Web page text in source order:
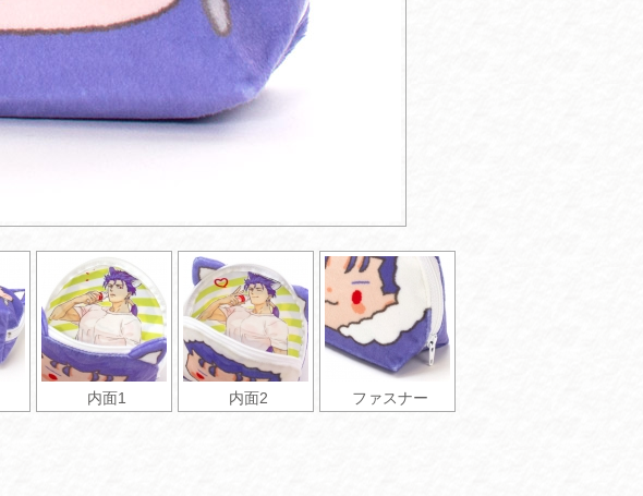
内面1 内面2 ファスナー